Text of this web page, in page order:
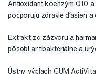
Antioxidant koenzým Q10
podporujú zdravie ďasien a
Extrakt zo zázvoru a
pôsobí antibakteriálne a
Ústny výplach GUM